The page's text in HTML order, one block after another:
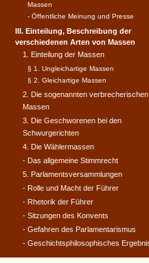
Massen
- Öffentliche Meinung und Presse
III. Einteilung, Beschreibung der
verschiedenen Arten von Massen
1. Einteilung der Massen
§ 1. Ungleichartige Massen
§ 2. Gleichartige Massen
2. Die sogenannten verbrecherischen
Massen
3. Die Geschworenen bei den
Schwurgerichten
4. Die Wählermassen
- Das allgemeine Stimmrecht
5. Parlamentsversammlungen
- Rolle und Macht der Führer
- Rhetorik der Führer
- Sitzungen des Konvents
- Gefahren des Parlamentarismus
- Geschichtsphilosophisches